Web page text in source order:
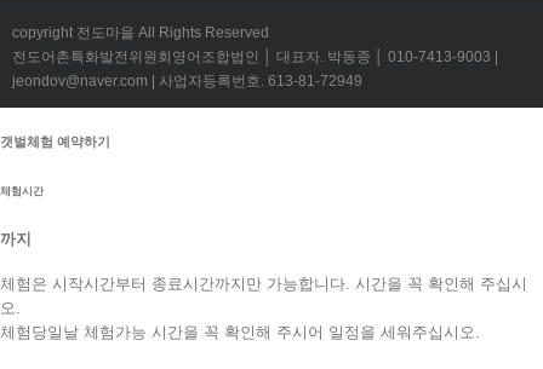
copyright 전도마을 All Rights Reserved
전도어촌특화발전위원회영어조합법인 │ 대표자. 박동종 │ 010-7413-9003 |
jeondov@naver.com | 사업자등록번호. 613-81-72949
갯벌체험 예약하기
체험시간
까지
체험은 시작시간부터 종료시간까지만 가능합니다. 시간을 꼭 확인해 주십시
오.
체험당일날 체험가능 시간을 꼭 확인해 주시어 일정을 세워주십시오.